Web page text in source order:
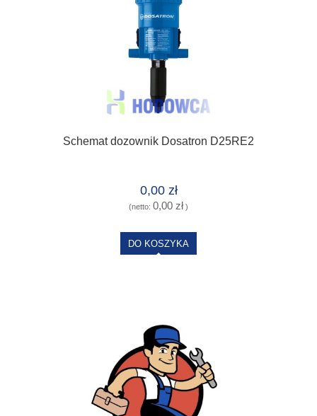
Schemat dozownik Dosatron D25RE2
0,00 zł
(netto: 0,00 zł)
DO KOSZYKA